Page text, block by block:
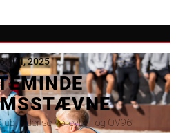
juli, 2025
Odense Volleyball og OV96